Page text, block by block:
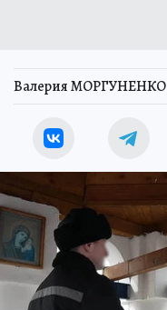
Валерия МОРГУНЕНКО